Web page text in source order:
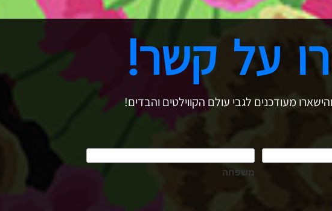
על קשר!
מעודכנים לגבי עולם הקווילטים והבדים!
משפחה